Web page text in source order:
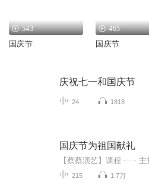
543
国庆节
465
国庆节
庆祝七一和国庆节
24 1818
国庆节为祖国献礼
215 1.7万